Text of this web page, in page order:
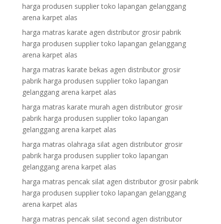
harga produsen supplier toko lapangan gelanggang
arena karpet alas
harga matras karate agen distributor grosir pabrik
harga produsen supplier toko lapangan gelanggang
arena karpet alas
harga matras karate bekas agen distributor grosir
pabrik harga produsen supplier toko lapangan
gelanggang arena karpet alas
harga matras karate murah agen distributor grosir
pabrik harga produsen supplier toko lapangan
gelanggang arena karpet alas
harga matras olahraga silat agen distributor grosir
pabrik harga produsen supplier toko lapangan
gelanggang arena karpet alas
harga matras pencak silat agen distributor grosir pabrik
harga produsen supplier toko lapangan gelanggang
arena karpet alas
harga matras pencak silat second agen distributor